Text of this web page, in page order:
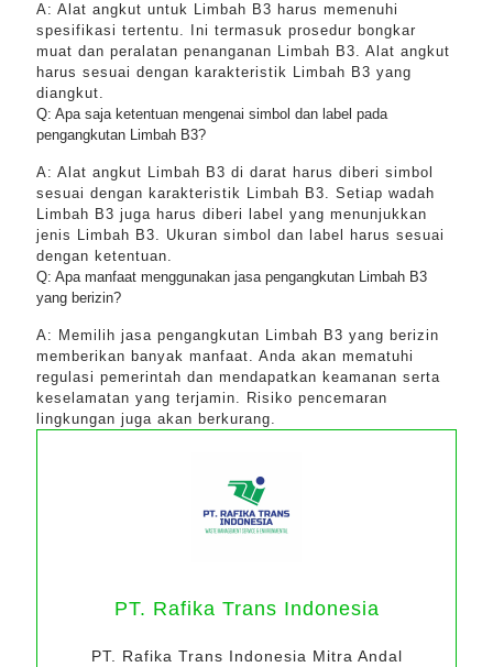
A: Alat angkut untuk Limbah B3 harus memenuhi
spesifikasi tertentu. Ini termasuk prosedur bongkar
muat dan peralatan penanganan Limbah B3. Alat angkut
harus sesuai dengan karakteristik Limbah B3 yang
diangkut.
Q: Apa saja ketentuan mengenai simbol dan label pada
pengangkutan Limbah B3?
A: Alat angkut Limbah B3 di darat harus diberi simbol
sesuai dengan karakteristik Limbah B3. Setiap wadah
Limbah B3 juga harus diberi label yang menunjukkan
jenis Limbah B3. Ukuran simbol dan label harus sesuai
dengan ketentuan.
Q: Apa manfaat menggunakan jasa pengangkutan Limbah B3
yang berizin?
A: Memilih jasa pengangkutan Limbah B3 yang berizin
memberikan banyak manfaat. Anda akan mematuhi
regulasi pemerintah dan mendapatkan keamanan serta
keselamatan yang terjamin. Risiko pencemaran
lingkungan juga akan berkurang.
PT. Rafika Trans Indonesia
PT. Rafika Trans Indonesia Mitra Andal